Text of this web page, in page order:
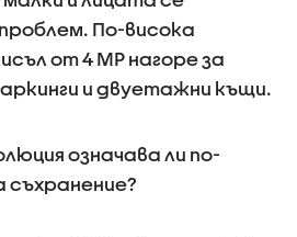
По-висока
от 4 MP нагоре за
и двуетажни къщи.
означава ли по-
съхранение?